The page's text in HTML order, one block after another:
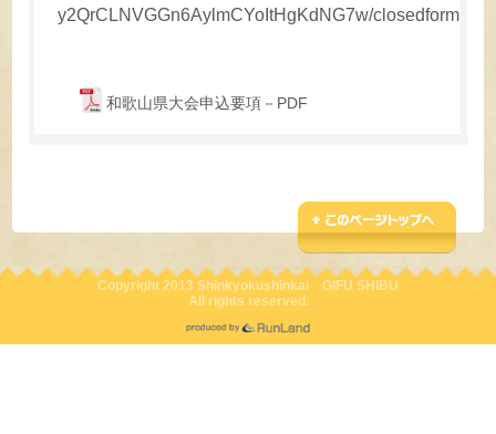
y2QrCLNVGGn6AylmCYoItHgKdNG7w/closedform
和歌山県大会申込要項－PDF
Copyright 2013 Shinkyokushinkai GIFU SHIBU
All rights reserved.